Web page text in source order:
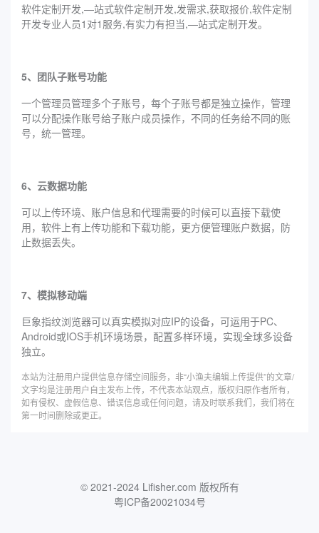
软件定制开发,—站式软件定制开发,发需求,获取报价,软件定制
开发专业人员1对1服务,有实力有担当,—站式定制开发。
5、团队子账号功能
一个管理员管理多个子账号，每个子账号都是独立操作，管理
可以分配操作账号给子账户成员操作，不同的任务给不同的账
号，统一管理。
6、云数据功能
可以上传环境、账户信息和代理需要的时候可以直接下载使
用，软件上有上传功能和下载功能，更方便管理账户数据，防
止数据丢失。
7、模拟移动端
巨象指纹浏览器可以真实模拟对应IP的设备，可运用于PC、
Android或IOS手机环境场景，配置多样环境，实现全球多设备
独立。
本站为注册用户提供信息存储空间服务，非“小渔夫编辑上传提供”的文章/
文字均是注册用户自主发布上传，不代表本站观点，版权归原作者所有，
如有侵权、虚假信息、错误信息或任何问题，请及时联系我们，我们将在
第一时间删除或更正。
© 2021-2024 Lifisher.com 版权所有
粤ICP备20021034号